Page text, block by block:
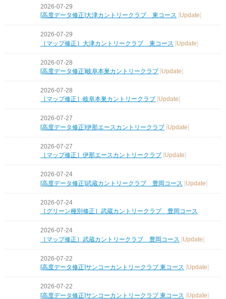
2026-07-29
[高度データ修正]大津カントリークラブ 東コース [Update]
2026-07-29
［マップ修正］大津カントリークラブ 東コース [Update]
2026-07-28
[高度データ修正]岐阜本巣カントリークラブ [Update]
2026-07-28
［マップ修正］岐阜本巣カントリークラブ
Update
2026-07-27
[高度データ修正]伊那エースカントリークラブ [Update]
2026-07-27
［マップ修正］伊那エースカントリークラブ
Update
2026-07-24
[高度データ修正]武蔵カントリークラブ 豊岡コース [Update]
2026-07-24
［グリーン種別修正］武蔵カントリークラブ 豊岡コース
2026-07-24
［マップ修正］武蔵カントリークラブ 豊岡コース [Update]
2026-07-22
[高度データ修正]サンコーカントリークラブ 東コース [Update]
2026-07-22
[高度データ修正]サンコーカントリークラブ 東コース [Update]